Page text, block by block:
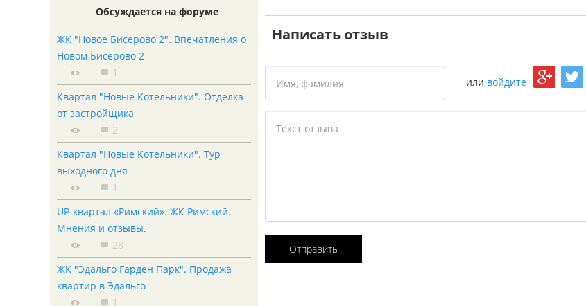
Обсуждается на форуме
ЖК "Новое Бисерово 2". Впечатления о
Новом Бисерово 2
1
Квартал "Новые Котельники". Отделка
от застройщика
2
Квартал "Новые Котельники". Тур
выходного дня
1
UP-квартал «Римский». ЖК Римский.
Мнения и отзывы.
28
ЖК "Эдальго Гарден Парк". Продажа
квартир в Эдальго
1
Написать отзыв
или войдите
Отправить